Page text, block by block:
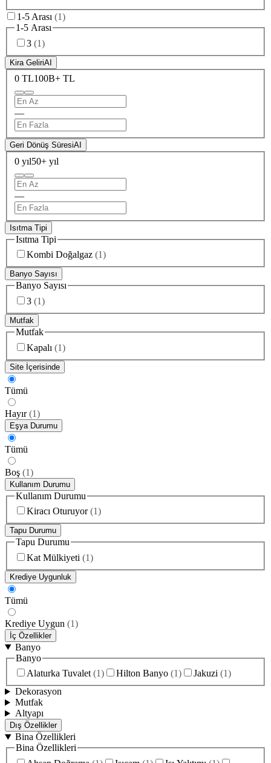
1-5 Arası (1)
1-5 Arası
3 (1)
Kira GeliriAI
0 TL100B+ TL
—
Geri Dönüş SüresiAI
0 yıl50+ yıl
—
Isıtma Tipi
Isıtma Tipi
Kombi Doğalgaz (1)
Banyo Sayısı
Banyo Sayısı
3 (1)
Mutfak
Mutfak
Kapalı (1)
Site İçerisinde
Tümü
Hayır (1)
Eşya Durumu
Tümü
Boş (1)
Kullanım Durumu
Kullanım Durumu
Kiracı Oturuyor (1)
Tapu Durumu
Tapu Durumu
Kat Mülkiyeti (1)
Krediye Uygunluk
Tümü
Krediye Uygun (1)
İç Özellikler
Banyo
Banyo
Alaturka Tuvalet (1) Hilton Banyo (1) Jakuzi (1)
Dekorasyon
Mutfak
Altyapı
Dış Özellikler
Bina Özellikleri
Bina Özellikleri